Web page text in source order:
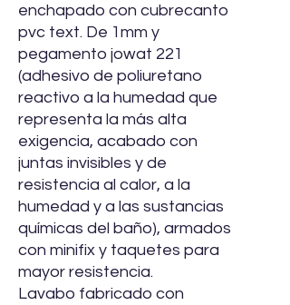
enchapado con cubrecanto
pvc text. De 1mm y
pegamento jowat 221
(adhesivo de poliuretano
reactivo a la humedad que
representa la más alta
exigencia, acabado con
juntas invisibles y de
resistencia al calor, a la
humedad y a las sustancias
químicas del baño), armados
con minifix y taquetes para
mayor resistencia.
Lavabo fabricado con